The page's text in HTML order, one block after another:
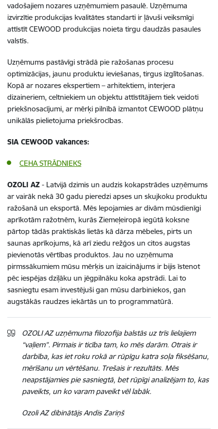
vadošajiem nozares uzņēmumiem pasaulē. Uzņēmuma
izvirzītie produkcijas kvalitātes standarti ir ļāvuši veiksmīgi
attīstīt CEWOOD produkcijas noieta tirgu daudzās pasaules
valstīs.
Uzņēmums pastāvīgi strādā pie ražošanas procesu
optimizācijas, jaunu produktu ieviešanas, tirgus izglītošanas.
Kopā ar nozares ekspertiem – arhitektiem, interjera
dizaineriem, celtniekiem un objektu attīstītājiem tiek veidoti
priekšnosacījumi, ar mērķi pilnībā izmantot CEWOOD plātņu
unikālās pielietojuma priekšrocības.
SIA CEWOOD vakances:
CEHA STRĀDNIEKS
OZOLI AZ - Latvijā dzimis un audzis kokapstrādes uzņēmums
ar vairāk nekā 30 gadu pieredzi apses un skujkoku produktu
ražošanā un eksportā. Mēs lepojamies ar divām mūsdienīgi
aprīkotām ražotnēm, kurās Ziemeļeiropā iegūtā koksne
pārtop tādās praktiskās lietās kā dārza mēbeles, pirts un
saunas aprīkojums, kā arī ziedu režģos un citos augstas
pievienotās vērtības produktos. Jau no uzņēmuma
pirmssākumiem mūsu mērķis un izaicinājums ir bijis īstenot
pēc iespējas dziļāku un jēgpilnāku koka apstrādi. Lai to
sasniegtu esam investējuši gan mūsu darbiniekos, gan
augstākās raudzes iekārtās un to programmatūrā.
OZOLI AZ uzņēmuma filozofija balstās uz trīs lielajiem
“vaļiem”. Pirmais ir ticība tam, ko mēs darām. Otrais ir
darbība, kas iet roku rokā ar rūpīgu katra soļa fiksēšanu,
mērīšanu un vērtēšanu. Trešais ir rezultāts. Mēs
neapstājamies pie sasniegtā, bet rūpīgi analizējam to, kas
paveikts, un ko varam paveikt vēl labāk.
Ozoli AZ dibinātājs Andis Zariņš